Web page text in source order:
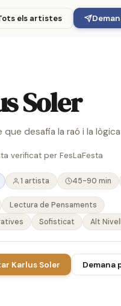
els artistes
Soler
que desafia la raó i la lògica
verificat per FesLaFesta
1 artista 45-90 min
Lectura de Pensaments
Sofisticat Alt Nivell
Karlus Soler Demana